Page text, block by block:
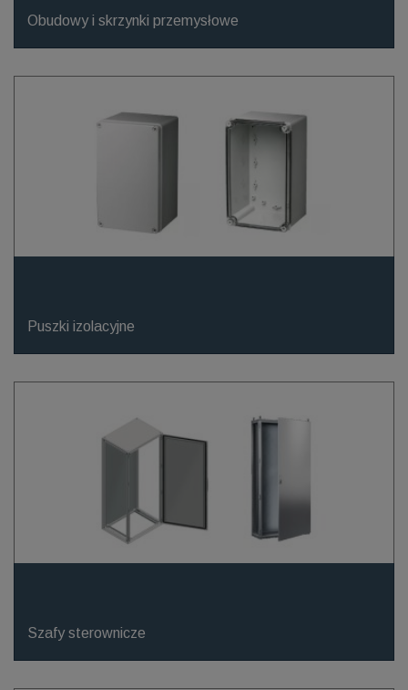
Obudowy i skrzynki przemysłowe
Puszki izolacyjne
Szafy sterownicze